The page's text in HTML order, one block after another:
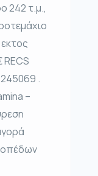
242 τ.μ.,
RECS
.
–